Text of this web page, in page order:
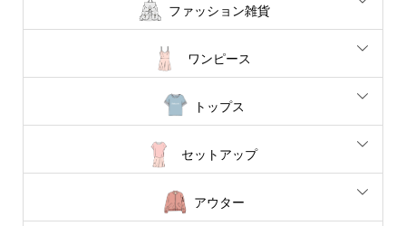
ファッション雑貨
ワンピース
トップス
セットアップ
アウター